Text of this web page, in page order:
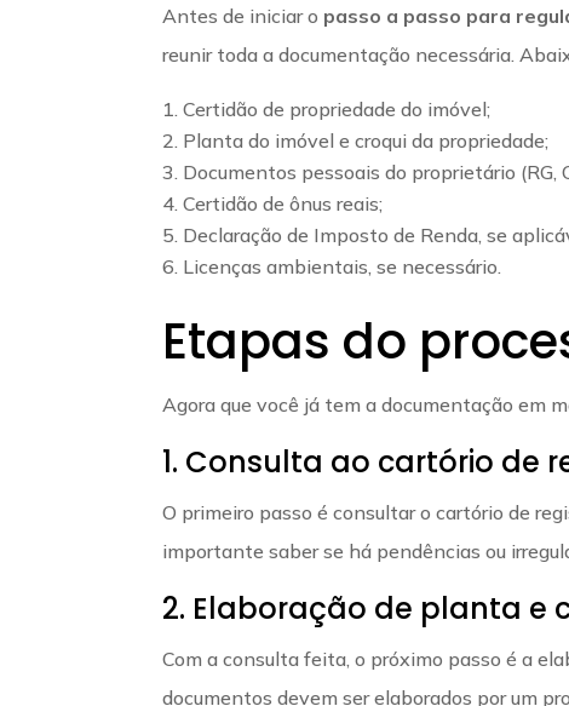
Antes de iniciar o passo a passo para
reunir toda a documentação necessária.
Certidão de propriedade do imóvel;
Planta do imóvel e croqui da propriedade;
Documentos pessoais do proprietário (RG,
Certidão de ônus reais;
Declaração de Imposto de Renda, se
Licenças ambientais, se necessário.
Etapas do
Agora que você já tem a documentação em
1. Consulta ao cartório de
O primeiro passo é consultar o cartório de
importante saber se há pendências ou
2. Elaboração de planta e
Com a consulta feita, o próximo passo é a
documentos devem ser elaborados por um